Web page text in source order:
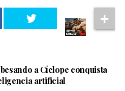
a Cíclope conquista
artificial